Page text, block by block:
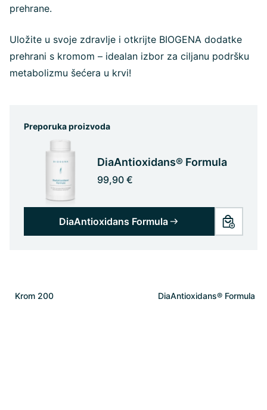
prehrane.
Uložite u svoje zdravlje i otkrijte BIOGENA dodatke
prehrani s kromom – idealan izbor za ciljanu podršku
metabolizmu šećera u krvi!
Preporuka proizvoda
DiaAntioxidans® Formula
99,90 €
DiaAntioxidans Formula
Krom 200 DiaAntioxidans® Formula